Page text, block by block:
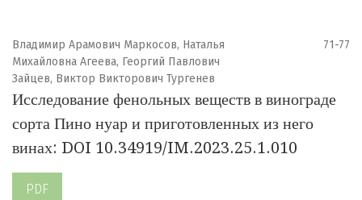
Владимир Арамович Маркосов, Наталья
Михайловна Агеева, Георгий Павлович
Зайцев, Виктор Викторович Тургенев
71-77
Исследование фенольных веществ в винограде
сорта Пино нуар и приготовленных из него
винах: DOI 10.34919/IM.2023.25.1.010
PDF